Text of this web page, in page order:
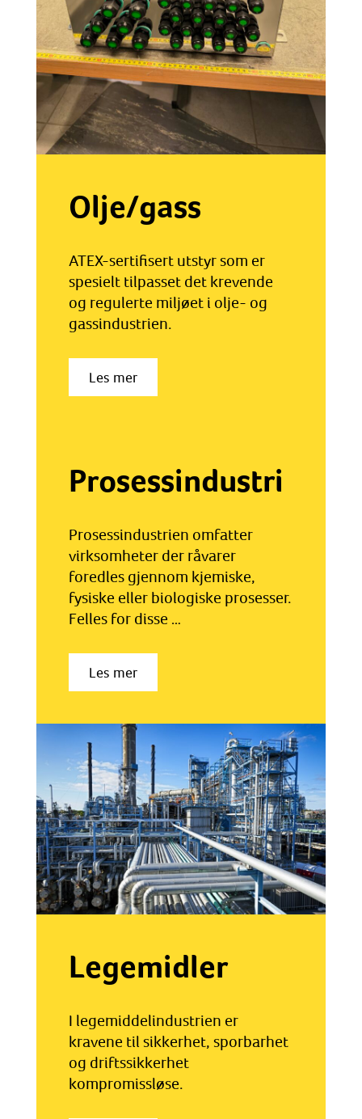
Olje/gass
ATEX-sertifisert utstyr som er
spesielt tilpasset det krevende
og regulerte miljøet i olje- og
gassindustrien.
Les mer
Prosessindustri
Prosessindustrien omfatter
virksomheter der råvarer
foredles gjennom kjemiske,
fysiske eller biologiske prosesser.
Felles for disse …
Les mer
Legemidler
I legemiddelindustrien er
kravene til sikkerhet, sporbarhet
og driftssikkerhet
kompromissløse.